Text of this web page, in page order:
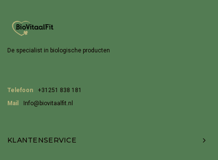
De specialist in biologische producten
Telefoon
+31251 838 181
Mail
Info@biovitaalfit.nl
KLANTENSERVICE